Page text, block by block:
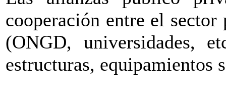
cooperación entre el
(ONGD, universidades,
estructuras, equipamientos